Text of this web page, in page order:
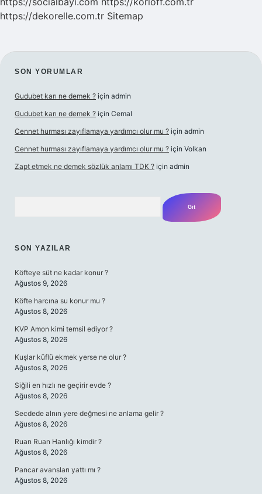
https://dekorelle.com.tr Sitemap
SIDEBAR
SON YORUMLAR
Gudubet karı ne demek ? için admin
Gudubet karı ne demek ? için Cemal
Cennet hurması zayıflamaya yardımcı olur mu ? için admin
Cennet hurması zayıflamaya yardımcı olur mu ? için Volkan
Zapt etmek ne demek sözlük anlamı TDK ? için admin
SON YAZILAR
Köfteye süt ne kadar konur ?
Ağustos 9, 2026
Köfte harcına su konur mu ?
Ağustos 8, 2026
KVP Amon kimi temsil ediyor ?
Ağustos 8, 2026
Kuşlar küflü ekmek yerse ne olur ?
Ağustos 8, 2026
Siğili en hızlı ne geçirir evde ?
Ağustos 8, 2026
Secdede alnın yere değmesi ne anlama gelir ?
Ağustos 8, 2026
Ruan Ruan Hanlığı kimdir ?
Ağustos 8, 2026
Pancar avansları yattı mı ?
Ağustos 8, 2026